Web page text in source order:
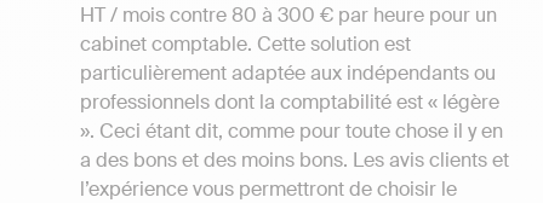
HT / mois contre 80 à 300 € par heure pour un
cabinet comptable. Cette solution est
particulièrement adaptée aux indépendants ou
professionnels dont la comptabilité est « légère
». Ceci étant dit, comme pour toute chose il y en
a des bons et des moins bons. Les avis clients et
l’expérience vous permettront de choisir le